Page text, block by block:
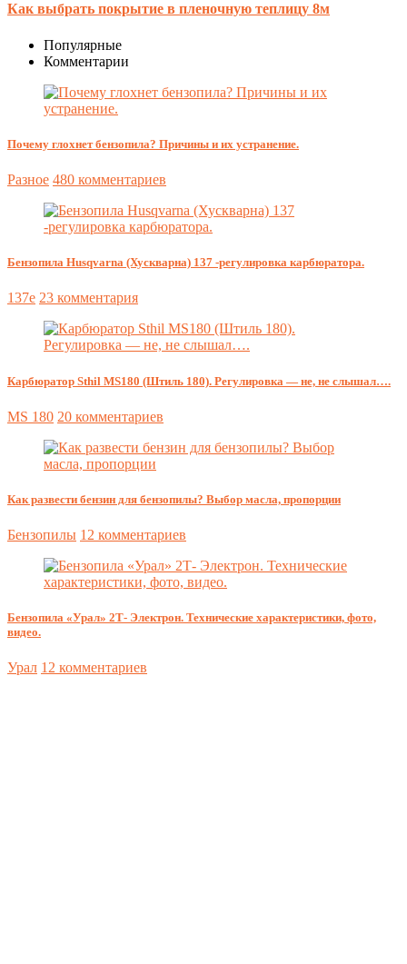
Как выбрать покрытие в пленочную теплицу 8м
Популярные
Комментарии
Почему глохнет бензопила? Причины и их устранение.
Разное 480 комментариев
Бензопила Husqvarna (Хускварна) 137 -регулировка карбюратора.
137e 23 комментария
Карбюратор Sthil MS180 (Штиль 180). Регулировка — не, не слышал….
MS 180 20 комментариев
Как развести бензин для бензопилы? Выбор масла, пропорции
Бензопилы 12 комментариев
Бензопила «Урал» 2Т- Электрон. Технические характеристики, фото,
видео.
Урал 12 комментариев